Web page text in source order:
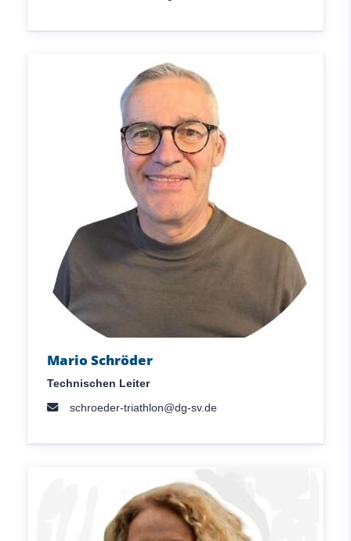
Mario Schröder
Technischen Leiter
schroeder-triathlon@dg-sv.de